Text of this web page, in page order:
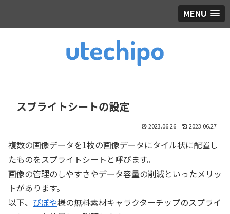
MENU
スプライトシートの設定
2023.06.26 2023.06.27
複数の画像データを1枚の画像データにタイル状に配置し
たものをスプライトシートと呼びます。
画像の管理のしやすさやデータ容量の削減といったメリッ
トがあります。
以下、 ぴぽや様の無料素材キャラクターチップのスプライ